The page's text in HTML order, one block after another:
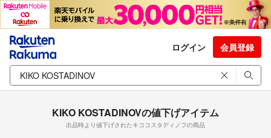
ログイン 会員登録
KIKO KOSTADINOVの値下げアイテム
出品時より値下げされたキココスタディノフの商品